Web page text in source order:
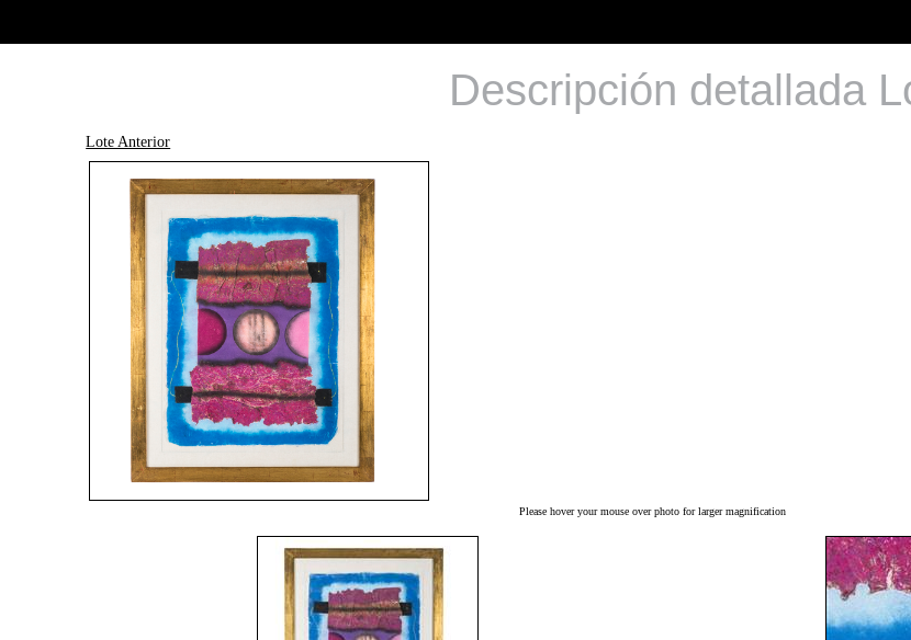
Descripción detallada
Lote Anterior
Please hover your mouse over photo for larger magnification